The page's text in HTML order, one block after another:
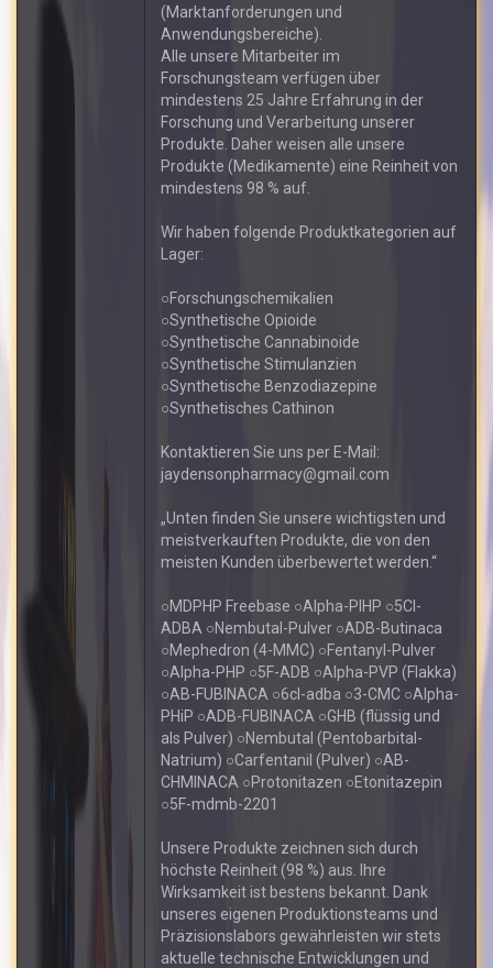
(Marktanforderungen und
Anwendungsbereiche).
Alle unsere Mitarbeiter im
Forschungsteam verfügen über
mindestens 25 Jahre Erfahrung in der
Forschung und Verarbeitung unserer
Produkte. Daher weisen alle unsere
Produkte (Medikamente) eine Reinheit von
mindestens 98 % auf.
Wir haben folgende Produktkategorien auf
Lager:
○Forschungschemikalien
○Synthetische Opioide
○Synthetische Cannabinoide
○Synthetische Stimulanzien
○Synthetische Benzodiazepine
○Synthetisches Cathinon
Kontaktieren Sie uns per E-Mail:
jaydensonpharmacy@gmail.com
„Unten finden Sie unsere wichtigsten und
meistverkauften Produkte, die von den
meisten Kunden überbewertet werden.“
○MDPHP Freebase ○Alpha-PIHP ○5Cl-
ADBA ○Nembutal-Pulver ○ADB-Butinaca
○Mephedron (4-MMC) ○Fentanyl-Pulver
○Alpha-PHP ○5F-ADB ○Alpha-PVP (Flakka)
○AB-FUBINACA ○6cl-adba ○3-CMC ○Alpha-
PHiP ○ADB-FUBINACA ○GHB (flüssig und
als Pulver) ○Nembutal (Pentobarbital-
Natrium) ○Carfentanil (Pulver) ○AB-
CHMINACA ○Protonitazen ○Etonitazepin
○5F-mdmb-2201
Unsere Produkte zeichnen sich durch
höchste Reinheit (98 %) aus. Ihre
Wirksamkeit ist bestens bekannt. Dank
unseres eigenen Produktionsteams und
Präzisionslabors gewährleisten wir stets
aktuelle technische Entwicklungen und